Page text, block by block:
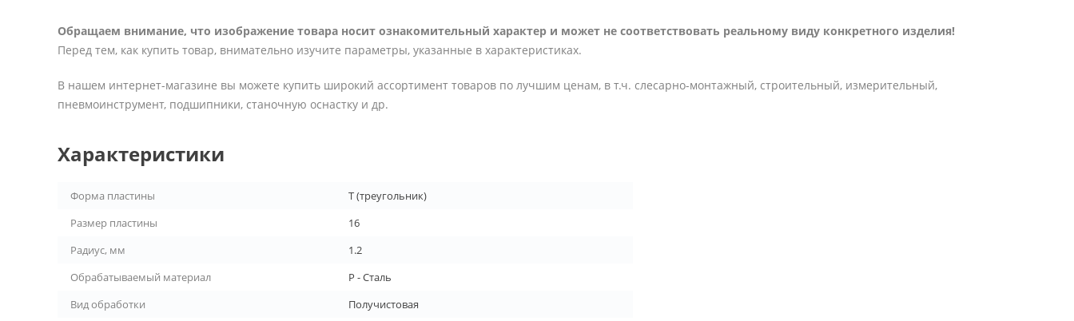
Обращаем внимание, что изображение товара носит ознакомительный характер и может не соответствовать реальному виду конкретного изделия!
Перед тем, как купить товар, внимательно изучите параметры, указанные в характеристиках.
В нашем интернет-магазине вы можете купить широкий ассортимент товаров по лучшим ценам, в т.ч. слесарно-монтажный, строительный, измерительный,
пневмоинструмент, подшипники, станочную оснастку и др.
Характеристики
Форма пластины
T (треугольник)
Размер пластины
16
Радиус, мм
1.2
Обрабатываемый материал
P - Сталь
Вид обработки
Получистовая